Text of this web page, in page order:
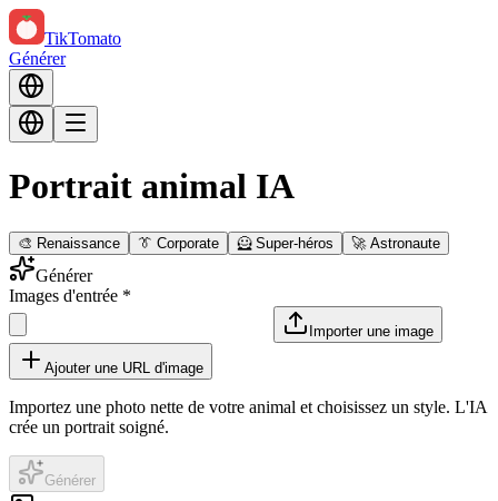
TikTomato
Générer
Portrait animal IA
🎨 Renaissance 👔 Corporate 🦸 Super-héros 🚀 Astronaute
Générer
Images d'entrée *
Importer une image
Ajouter une URL d'image
Importez une photo nette de votre animal et choisissez un style. L'IA
crée un portrait soigné.
Générer